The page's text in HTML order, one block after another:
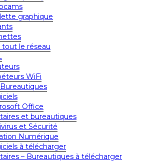
graphique
tout le réseau
WiFi
Office
et bureautiques
et Sécurité
Numérique
à télécharger
– Bureautiques à télécharger